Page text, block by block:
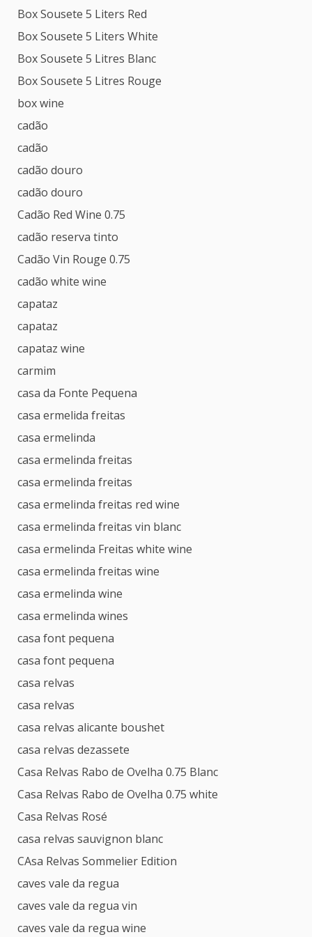
Box Sousete 5 Liters Red
Box Sousete 5 Liters White
Box Sousete 5 Litres Blanc
Box Sousete 5 Litres Rouge
box wine
cadão
cadão
cadão douro
cadão douro
Cadão Red Wine 0.75
cadão reserva tinto
Cadão Vin Rouge 0.75
cadão white wine
capataz
capataz
capataz wine
carmim
casa da Fonte Pequena
casa ermelida freitas
casa ermelinda
casa ermelinda freitas
casa ermelinda freitas
casa ermelinda freitas red wine
casa ermelinda freitas vin blanc
casa ermelinda Freitas white wine
casa ermelinda freitas wine
casa ermelinda wine
casa ermelinda wines
casa font pequena
casa font pequena
casa relvas
casa relvas
casa relvas alicante boushet
casa relvas dezassete
Casa Relvas Rabo de Ovelha 0.75 Blanc
Casa Relvas Rabo de Ovelha 0.75 white
Casa Relvas Rosé
casa relvas sauvignon blanc
CAsa Relvas Sommelier Edition
caves vale da regua
caves vale da regua vin
caves vale da regua wine